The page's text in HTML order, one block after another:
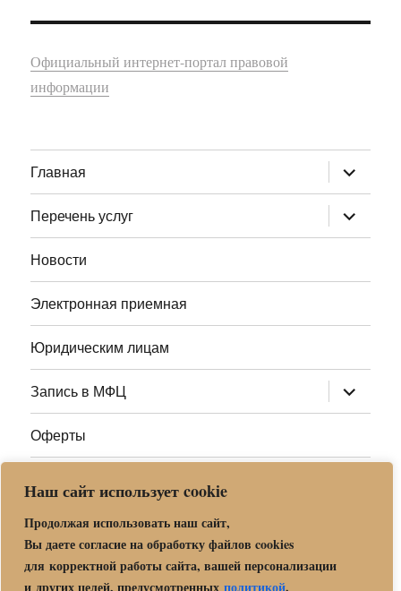
Наш сайт использует cookie
Продолжая использовать наш сайт,
Вы даете согласие на обработку файлов cookies
для корректной работы сайта, вашей персонализации
и других целей, предусмотренных политикой.
Официальный интернет-портал правовой
информации
Главная раскрыть
дочернее
меню
Перечень услуг
раскрыть
дочернее
меню
Новости
Электронная приемная
Юридическим лицам
Запись в МФЦ раскрыть
дочернее
меню
Оферты
Адреса МФЦ МО
Центр государственных и муниципальных услуг «Мои